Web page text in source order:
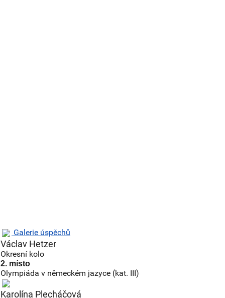
Galerie úspěchů
Václav Hetzer
Okresní kolo
2. místo
Olympiáda v německém jazyce (kat. III)
Karolína Plecháčová